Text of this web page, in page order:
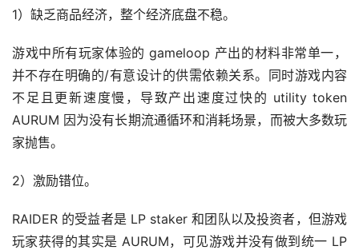
1）缺乏商品经济，整个经济底盘不稳。
游戏中所有玩家体验的 gameloop 产出的材料非常单一，
并不存在明确的/有意设计的供需依赖关系。同时游戏内容
不足且更新速度慢，导致产出速度过快的 utility token
AURUM 因为没有长期流通循环和消耗场景，而被大多数玩
家抛售。
2）激励错位。
RAIDER 的受益者是 LP staker 和团队以及投资者，但游戏
玩家获得的其实是 AURUM，可见游戏并没有做到统一 LP